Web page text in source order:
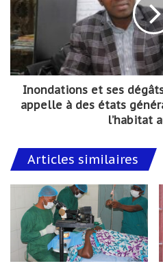
Inondations et ses
appelle à des états
l’habitat
Articles similaires